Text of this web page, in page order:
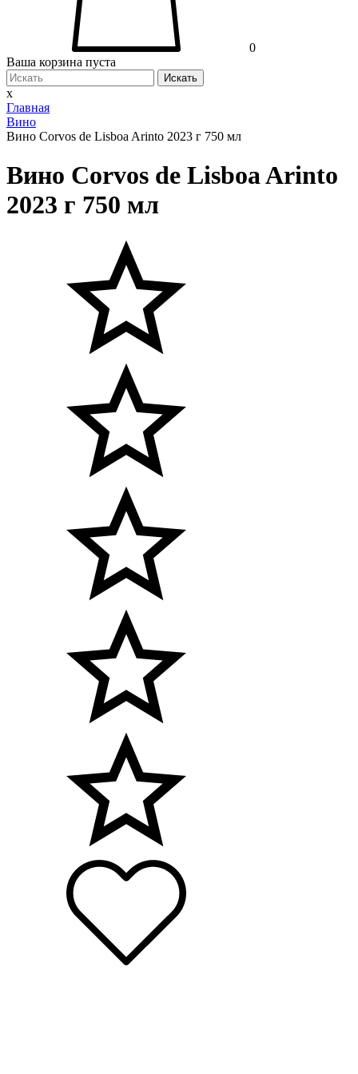
0
Ваша корзина пуста
Искать
x
Главная
Вино
Вино Corvos de Lisboa Arinto 2023 г 750 мл
Вино Corvos de Lisboa Arinto
2023 г 750 мл